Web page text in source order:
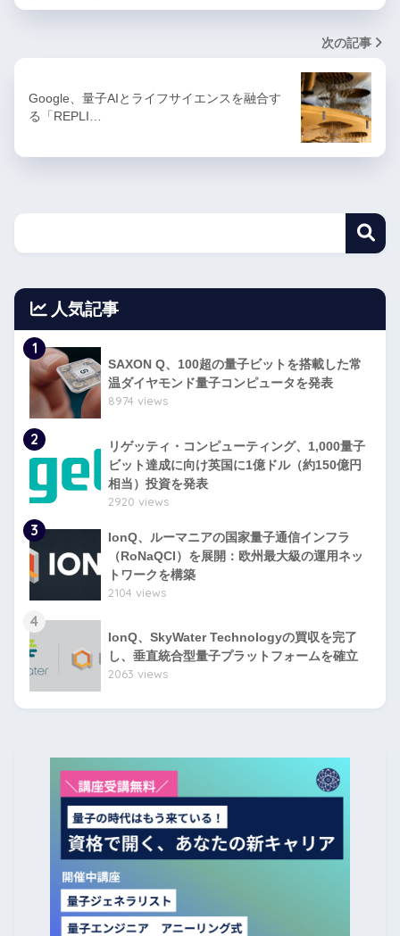
次の記事
Google、量子AIとライフサイエンスを融合す
る「REPLI…
人気記事
1
SAXON Q、100超の量子ビットを搭載した常
温ダイヤモンド量子コンピュータを発表
8974 views
2
リゲッティ・コンピューティング、1,000量子
ビット達成に向け英国に1億ドル（約150億円
相当）投資を発表
2920 views
3
IonQ、ルーマニアの国家量子通信インフラ
（RoNaQCI）を展開：欧州最大級の運用ネッ
トワークを構築
2104 views
4
IonQ、SkyWater Technologyの買収を完了
し、垂直統合型量子プラットフォームを確立
2063 views